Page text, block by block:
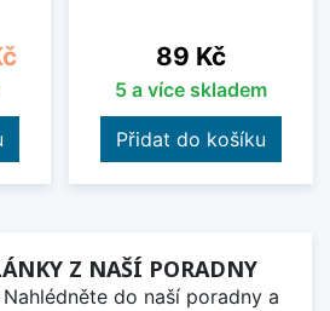
Cena
89 Kč
5 a více skladem
Přidat do košíku
Z NAŠÍ PORADNY
do naší poradny a